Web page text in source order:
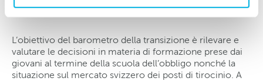
Barometro della transizione
L’obiettivo del barometro della transizione è rilevare e
valutare le decisioni in materia di formazione prese dai
giovani al termine della scuola dell’obbligo nonché la
situazione sul mercato svizzero dei posti di tirocinio. A